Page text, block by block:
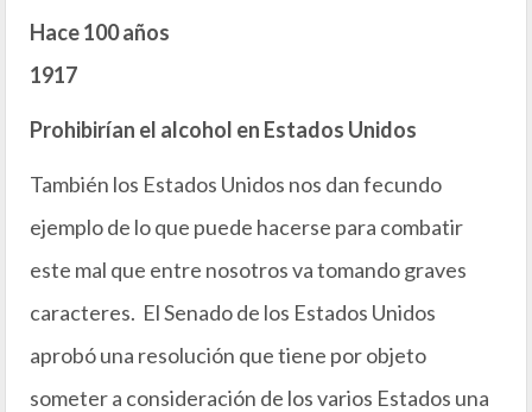
Hace 100 años
1917
Prohibirían el alcohol en Estados Unidos
También los Estados Unidos nos dan fecundo
ejemplo de lo que puede hacerse para combatir
este mal que entre nosotros va tomando graves
caracteres. El Senado de los Estados Unidos
aprobó una resolución que tiene por objeto
someter a consideración de los varios Estados una